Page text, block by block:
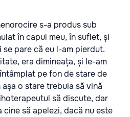
s-a produs sub
în capul meu, în suflet, și
pare că eu l-am pierdut.
era dimineața, și le-am
pe fon de stare de
o stare trebuia să vină
să discute, dar
să apelezi, dacă nu este